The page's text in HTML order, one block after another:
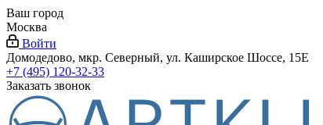
Ваш город
Москва
Войти
Домодедово, мкр. Северный, ул. Каширское Шоссе, 15Е
+7 (495) 120-32-33
Заказать звонок